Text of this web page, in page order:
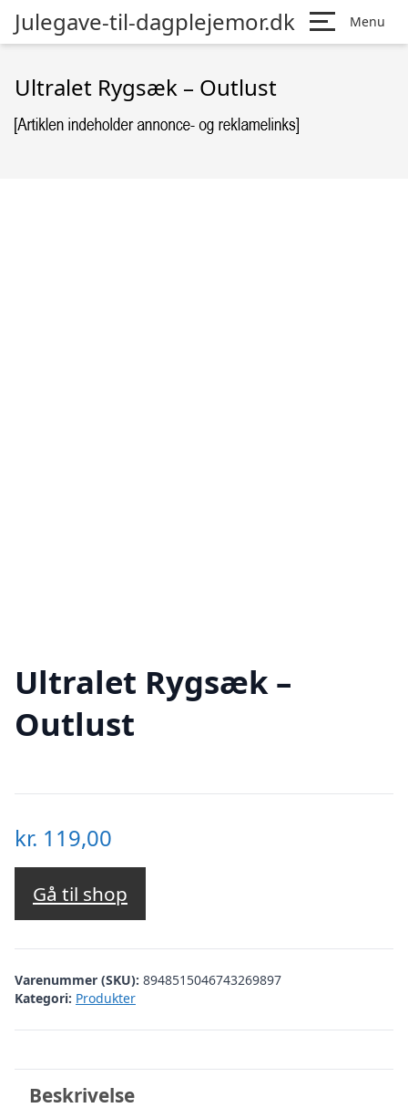
Julegave-til-dagplejemor.dk Menu
Ultralet Rygsæk – Outlust
Ultralet Rygsæk –
Outlust
kr. 119,00
Gå til shop
Varenummer (SKU): 8948515046743269897
Kategori: Produkter
Beskrivelse